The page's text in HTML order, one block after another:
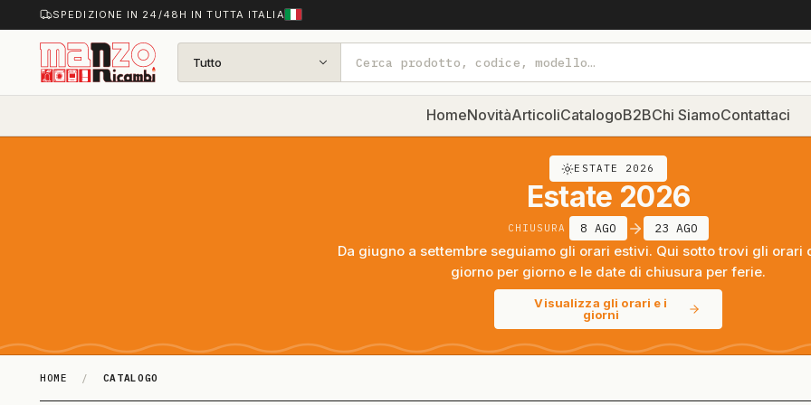
SPEDIZIONE IN 24/48H IN TUTTA ITALIA
Tutto
HomeNovitàArticoliCatalogoB2BChi SiamoContattaci
ESTATE 2026
Estate 2026
CHIUSURA 8 AGO 23 AGO
Da giugno a settembre seguiamo gli orari estivi. Qui sotto trovi gli orari
giorno per giorno e le date di chiusura per ferie.
Visualizza gli orari e i
giorni
HOME / CATALOGO
Catalogo